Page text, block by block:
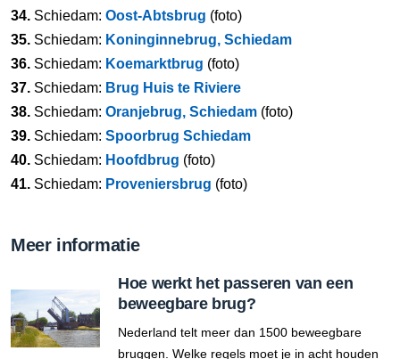
34. Schiedam: Oost-Abtsbrug (foto)
35. Schiedam: Koninginnebrug, Schiedam
36. Schiedam: Koemarktbrug (foto)
37. Schiedam: Brug Huis te Riviere
38. Schiedam: Oranjebrug, Schiedam (foto)
39. Schiedam: Spoorbrug Schiedam
40. Schiedam: Hoofdbrug (foto)
41. Schiedam: Proveniersbrug (foto)
Meer informatie
Hoe werkt het passeren van een
beweegbare brug?
Nederland telt meer dan 1500 beweegbare
bruggen. Welke regels moet je in acht houden